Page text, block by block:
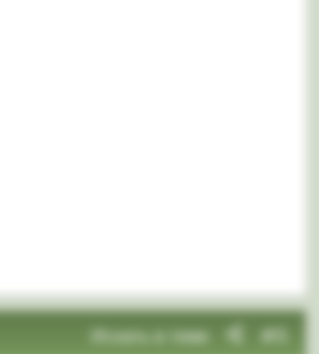
Искать в теме #5